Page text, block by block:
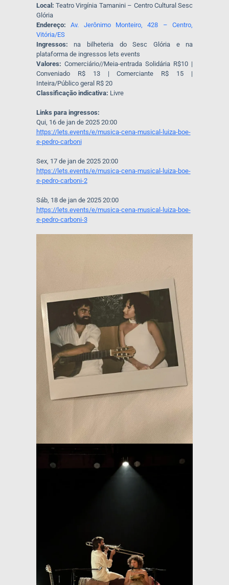
Local: Teatro Virgínia Tamanini – Centro Cultural Sesc
Glória
Endereço:
Av. Jerônimo Monteiro, 428 – Centro,
Vitória/ES
Ingressos: na bilheteria do Sesc Glória e na
plataforma de ingressos lets events
Valores: Comerciário//Meia-entrada Solidária R$10 |
Conveniado R$ 13 | Comerciante R$ 15 |
Inteira/Público geral R$ 20
Classificação indicativa: Livre
Links para ingressos:
Qui, 16 de jan de 2025 20:00
https://lets.events/e/musica-cena-musical-luiza-boe-
e-pedro-carboni
Sex, 17 de jan de 2025 20:00
https://lets.events/e/musica-cena-musical-luiza-boe-
e-pedro-carboni-2
Sáb, 18 de jan de 2025 20:00
https://lets.events/e/musica-cena-musical-luiza-boe-
e-pedro-carboni-3